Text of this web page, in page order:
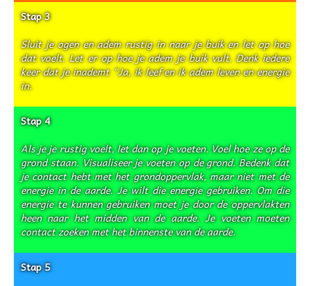
Stap 3
Sluit je ogen en adem rustig in naar je buik en let op hoe
dat voelt. Let er op hoe je adem je buik vult. Denk iedere
keer dat je inademt “Ja, ik leef en ik adem leven en energie
in.
Stap 4
Als je je rustig voelt, let dan op je voeten. Voel hoe ze op de
grond staan. Visualiseer je voeten op de grond. Bedenk dat
je contact hebt met het grondoppervlak, maar niet met de
energie in de aarde. Je wilt die energie gebruiken. Om die
energie te kunnen gebruiken moet je door de oppervlakten
heen naar het midden van de aarde. Je voeten moeten
contact zoeken met het binnenste van de aarde.
Stap 5